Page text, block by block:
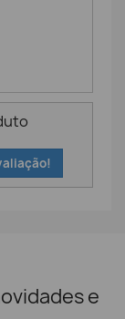
e